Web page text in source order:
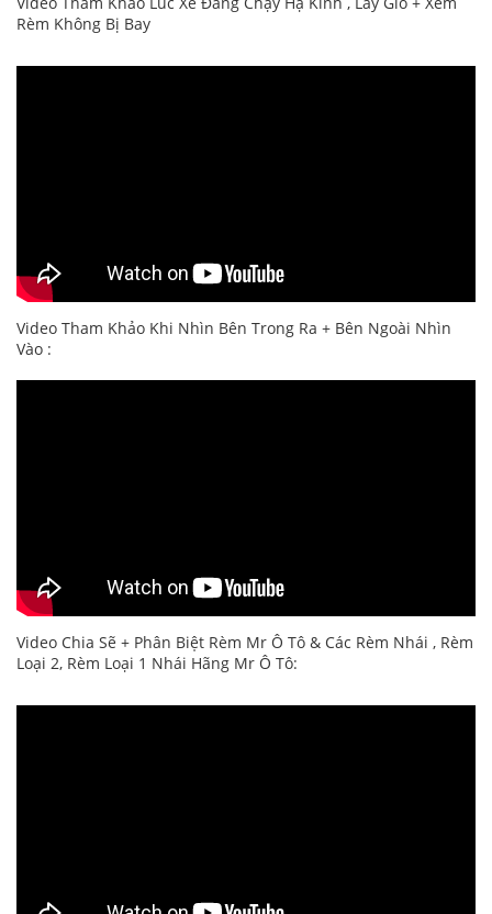
Rèm Không Bị Bay
Video Tham Khảo Khi Nhìn Bên Trong Ra + Bên Ngoài Nhìn
Vào :
Video Chia Sẽ + Phân Biệt Rèm Mr Ô Tô & Các Rèm Nhái , Rèm
Loại 2, Rèm Loại 1 Nhái Hãng Mr Ô Tô: